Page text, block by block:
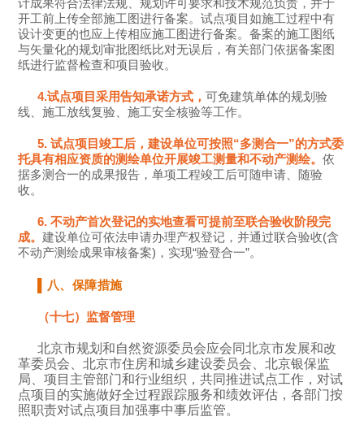
计成果符合法律法规、规划许可要求和技术规范负责，并于
开工前上传全部施工图进行备案。试点项目如施工过程中有
设计变更的也应上传相应施工图进行备案。备案的施工图纸
与矢量化的规划审批图纸比对无误后，有关部门依据备案图
纸进行监督检查和项目验收。
4.试点项目采用告知承诺方式，可免建筑单体的规划验
线、施工放线复验、施工安全核验等工作。
5. 试点项目竣工后，建设单位可按照“多测合一”的方式委
托具有相应资质的测绘单位开展竣工测量和不动产测绘。依
据多测合一的成果报告，单项工程竣工后可随申请、随验
收。
6. 不动产首次登记的实地查看可提前至联合验收阶段完
成。建设单位可依法申请办理产权登记，并通过联合验收(含
不动产测绘成果审核备案)，实现“验登合一”。
八、保障措施
（十七）监督管理
北京市规划和自然资源委员会应会同北京市发展和改
革委员会、北京市住房和城乡建设委员会、北京银保监
局、项目主管部门和行业组织，共同推进试点工作，对试
点项目的实施做好全过程跟踪服务和绩效评估，各部门按
照职责对试点项目加强事中事后监管。